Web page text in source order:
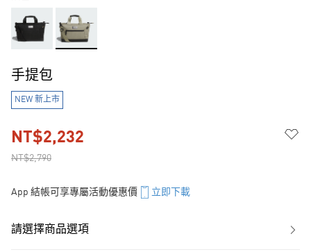
手提包
NEW 新上市
NT$2,790
NT$2,232
App 結帳可享專屬活動優惠價 立即下載
請選擇商品選項